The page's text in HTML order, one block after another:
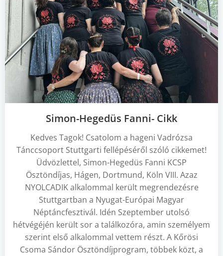
Simon-Hegedüs Fanni- Cikk
Kedves Tagok! Csatolom a hageni Vadrózsa
Tánccsoport Stuttgarti fellépéséről szóló cikkemet!
Üdvözlettel, Simon-Hegedüs Fanni KCSP
Ösztöndíjas, Hágen, Dortmund, Köln VIII. Azaz
NYOLCADIK alkalommal került megrendezésre
Stuttgartban a Nyugat-Európai Magyar
Néptáncfesztivál. Idén Szeptember utolsó
hétvégéjén került sor a találkozóra, amin személyem
szerint első alkalommal vettem részt. A Kőrösi
Csoma Sándor Ösztöndíjprogram, többek közt, a